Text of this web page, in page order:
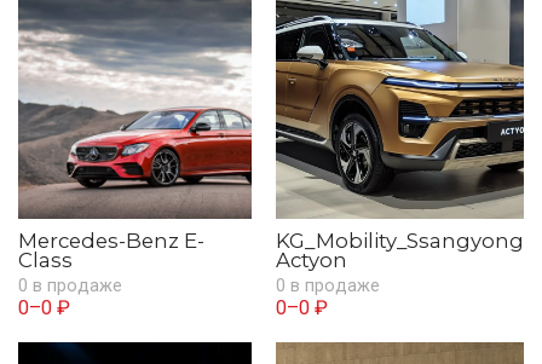
Mercedes-Benz E-
Class
0 в продаже
0–0 ₽
KG_Mobility_Ssangyong
Actyon
0 в продаже
0–0 ₽